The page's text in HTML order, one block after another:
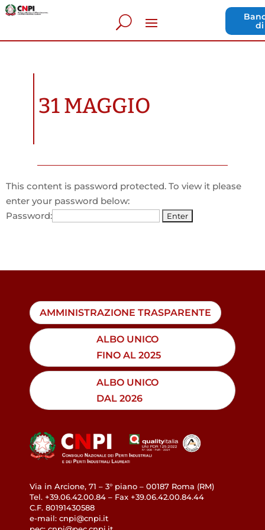
31 MAGGIO
This content is password protected. To view it please
enter your password below:
Password:
AMMINISTRAZIONE TRASPARENTE
ALBO UNICO
FINO AL 2025
ALBO UNICO
DAL 2026
Via in Arcione, 71 – 3° piano – 00187 Roma (RM)
Tel. +39.06.42.00.84 – Fax +39.06.42.00.84.44
C.F. 80191430588
e-mail: cnpi@cnpi.it